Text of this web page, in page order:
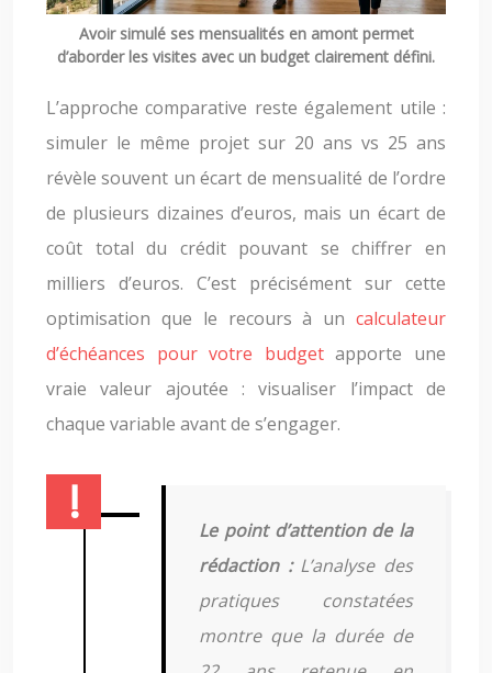
Avoir simulé ses mensualités en amont permet
d’aborder les visites avec un budget clairement défini.
L’approche comparative reste également utile :
simuler le même projet sur 20 ans vs 25 ans
révèle souvent un écart de mensualité de l’ordre
de plusieurs dizaines d’euros, mais un écart de
coût total du crédit pouvant se chiffrer en
milliers d’euros. C’est précisément sur cette
optimisation que le recours à un calculateur
d’échéances pour votre budgetapporte une
vraie valeur ajoutée : visualiser l’impact de
chaque variable avant de s’engager.
Le point d’attention de la
rédaction :L’analyse des
pratiques constatées
montre que la durée de